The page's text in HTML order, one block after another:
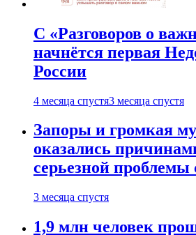
С «Разговоров о
начнётся первая
России
4 месяца спустя3 месяца спустя
Запоры и громкая
оказались
серьезной проблемы
3 месяца спустя
1,9 млн человек